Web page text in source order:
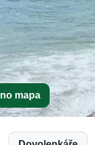
mapa